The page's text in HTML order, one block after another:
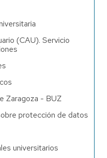
(CAU). Servicio
Zaragoza - BUZ
protección de datos
universitarios